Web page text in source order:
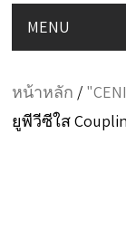
MENU
หน้าหลัก /
ยูพีวีซีใส